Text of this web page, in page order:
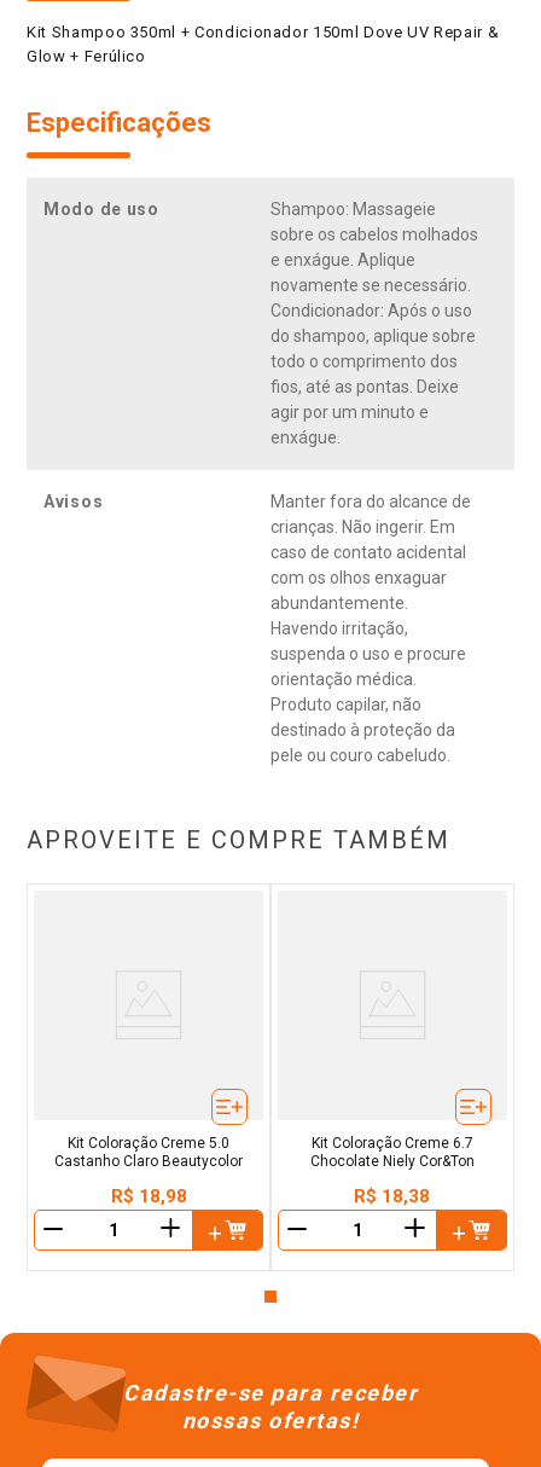
Kit Shampoo 350ml + Condicionador 150ml Dove UV Repair &
Glow + Ferúlico
Especificações
Modo de uso
Shampoo: Massageie
sobre os cabelos molhados
e enxágue. Aplique
novamente se necessário.
Condicionador: Após o uso
do shampoo, aplique sobre
todo o comprimento dos
fios, até as pontas. Deixe
agir por um minuto e
enxágue.
Avisos
Manter fora do alcance de
crianças. Não ingerir. Em
caso de contato acidental
com os olhos enxaguar
abundantemente.
Havendo irritação,
suspenda o uso e procure
orientação médica.
Produto capilar, não
destinado à proteção da
pele ou couro cabeludo.
APROVEITE E COMPRE TAMBÉM
Kit Coloração Creme 5.0
Castanho Claro Beautycolor
R$ 18,98
＋
Kit Coloração Creme 6.7
Chocolate Niely Cor&Ton
R$ 18,38
＋
Cadastre-se para receber
nossas ofertas!